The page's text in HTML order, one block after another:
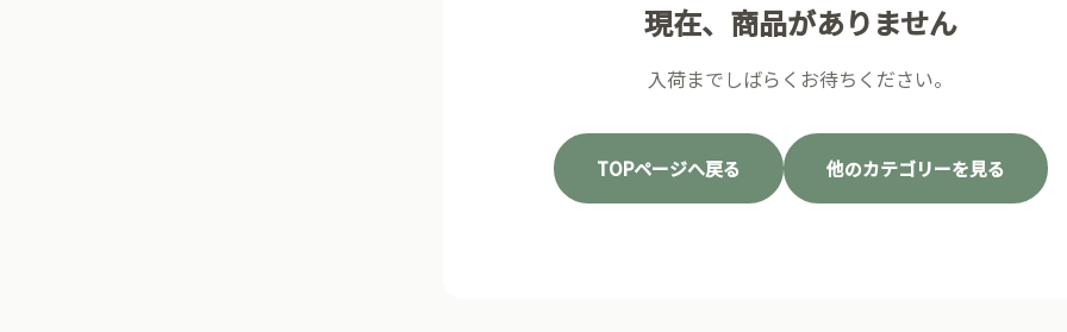
現在、商品がありません
入荷までしばらくお待ちください。
TOPページへ戻る 他のカテゴリーを見る